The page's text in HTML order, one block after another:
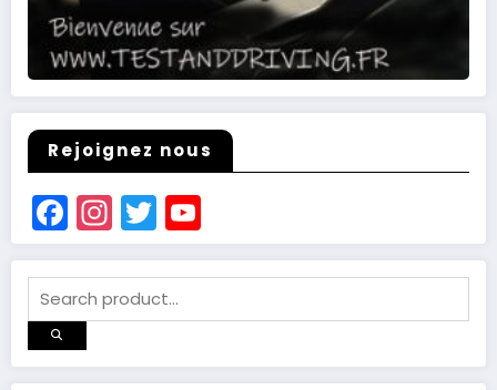
Rejoignez nous
Facebook
Instagram
Twitter
Channel